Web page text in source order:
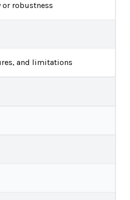
or robustness
and limitations